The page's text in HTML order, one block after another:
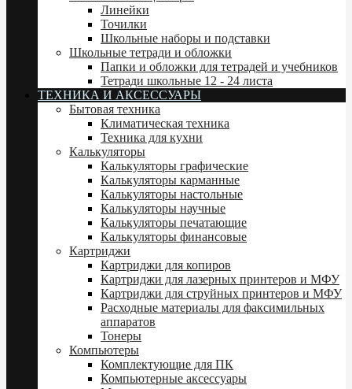
Линейки
Точилки
Школьные наборы и подставки
Школьные тетради и обложки
Папки и обложки для тетрадей и учебников
Тетради школьные 12 - 24 листа
ТЕХНИКА И АКСЕССУАРЫ
Бытовая техника
Климатическая техника
Техника для кухни
Калькуляторы
Калькуляторы графические
Калькуляторы карманные
Калькуляторы настольные
Калькуляторы научные
Калькуляторы печатающие
Калькуляторы финансовые
Картриджи
Картриджи для копиров
Картриджи для лазерных принтеров и МФУ
Картриджи для струйных принтеров и МФУ
Расходные материалы для факсимильных
аппаратов
Тонеры
Компьютеры
Комплектующие для ПК
Компьютерные аксессуары